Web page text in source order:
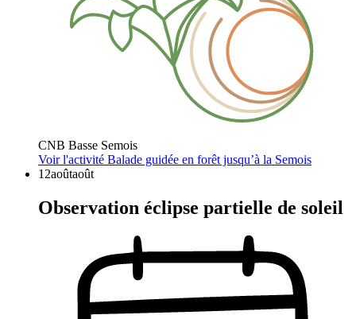
CNB Basse Semois
Voir l'activité Balade guidée en forêt jusqu’à la Semois
12aoûtaoût
Observation éclipse partielle de soleil